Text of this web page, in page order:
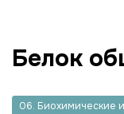
Белок
06. Биохимические